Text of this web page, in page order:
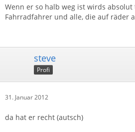
Wenn er so halb weg ist wirds
Fahrradfahrer und alle, die auf räder
steve
Profi
31. Januar 2012
da hat er recht (autsch)